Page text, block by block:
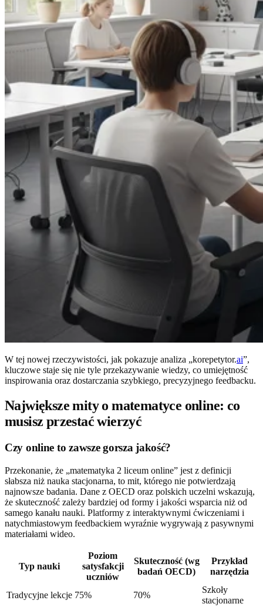
W tej nowej rzeczywistości, jak pokazuje analiza „korepetytor.ai”,
kluczowe staje się nie tyle przekazywanie wiedzy, co umiejętność
inspirowania oraz dostarczania szybkiego, precyzyjnego feedbacku.
Największe mity o matematyce online: co
musisz przestać wierzyć
Czy online to zawsze gorsza jakość?
Przekonanie, że „matematyka 2 liceum online” jest z definicji
słabsza niż nauka stacjonarna, to mit, którego nie potwierdzają
najnowsze badania. Dane z OECD oraz polskich uczelni wskazują,
że skuteczność zależy bardziej od formy i jakości wsparcia niż od
samego kanału nauki. Platformy z interaktywnymi ćwiczeniami i
natychmiastowym feedbackiem wyraźnie wygrywają z pasywnymi
materiałami wideo.
Typ nauki
Poziom
satysfakcji
uczniów
Skuteczność (wg
badań OECD)
Przykład
narzędzia
Tradycyjne lekcje 75% 70%
Szkoły
stacjonarne